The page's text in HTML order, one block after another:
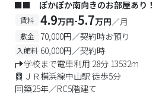
■■ ぽかぽか南向きのお部屋あり！
賃料 4.9万円-5.7万円／月
敷金 70,000円／契約時お預り
入館料 60,000円／契約時
学校まで電車利用 28分 13532m
ＪＲ横浜線中山駅 徒歩5分
築25年／RC5階建て